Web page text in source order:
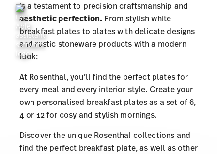
is a testament to precision craftsmanship and
aesthetic perfection. From stylish white
breakfast plates to plates with delicate designs
and rustic stoneware products with a modern
look:
At Rosenthal, you’ll find the perfect plates for
every meal and every interior style. Create your
own personalised breakfast plates as a set of 6,
4 or 12 for cosy and stylish mornings.
Discover the unique Rosenthal collections and
find the perfect breakfast plate, as well as other